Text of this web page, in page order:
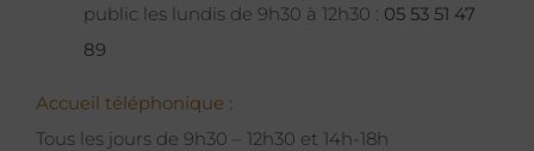
public les lundis de 9h30 à 12h30 : 05 53 51 47
89
Accueil téléphonique :
Tous les jours de 9h30 – 12h30 et 14h-18h